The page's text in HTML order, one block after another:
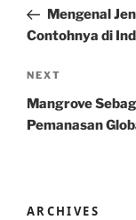
PostMengenal
Contohnya di
Next
Post
NEXT
Mangrove
Pemanasan
ARCHIVES